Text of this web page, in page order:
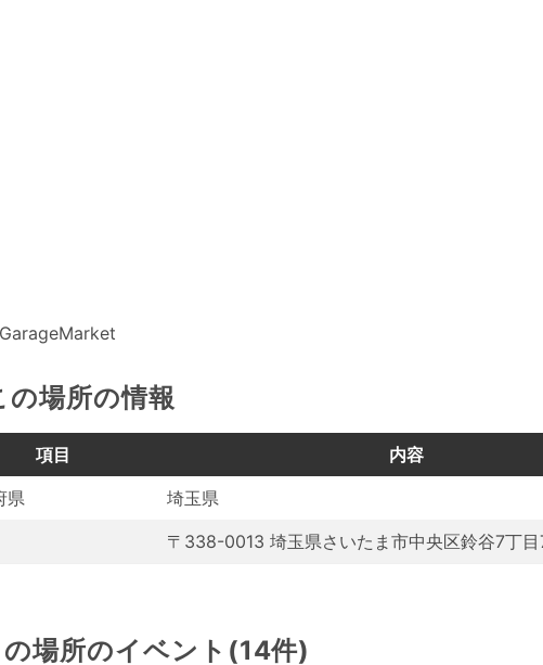
の場所の情報
項目
内容
県
埼玉県
〒338-0013 埼玉県さいたま市中央区鈴谷7丁
の場所のイベント(14件)